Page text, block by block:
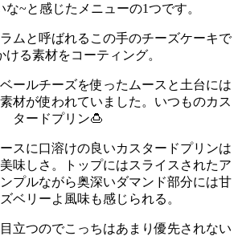
な~と感じたメニューの1つです。
ムと呼ばれるこの手のチーズケーキで
ける素材をコーティング。
ールチーズを使ったムースと土台には
材が使われていました。 いつものカス
タードプリン🍮
スに口溶けの良いカスタードプリンは
味しさ。
トップにはスライスされたア
プルながら奥深いダマンド部分には甘
ベリーよ風味も感じられる。
立つのでこっちはあまり優先されない